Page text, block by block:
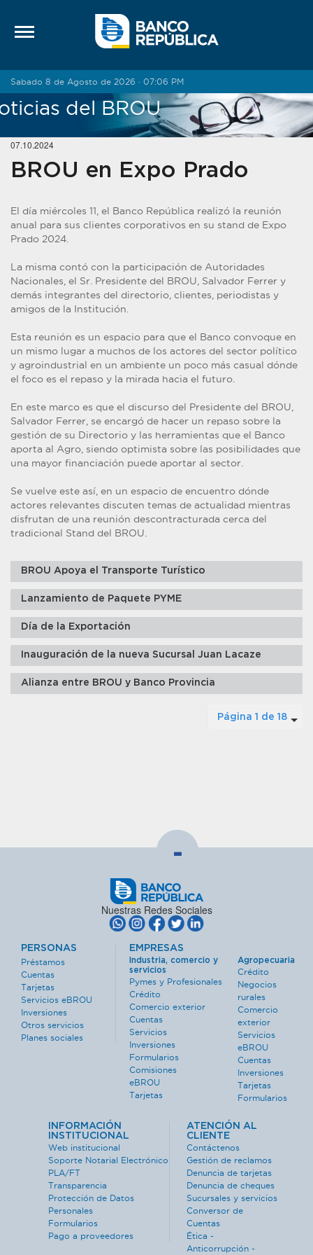
Sabado 8 de Agosto de 2026 · 07:06 PM
del BROU
07.10.2024
BROU en Expo Prado
El día miércoles 11, el Banco República realizó la reunión
anual para sus clientes corporativos en su stand de Expo
Prado 2024.
La misma contó con la participación de Autoridades
Nacionales, el Sr. Presidente del BROU, Salvador Ferrer y
demás integrantes del directorio, clientes, periodistas y
amigos de la Institución.
Esta reunión es un espacio para que el Banco convoque en
un mismo lugar a muchos de los actores del sector político
y agroindustrial en un ambiente un poco más casual dónde
el foco es el repaso y la mirada hacia el futuro.
En este marco es que el discurso del Presidente del BROU,
Salvador Ferrer, se encargó de hacer un repaso sobre la
gestión de su Directorio y las herramientas que el Banco
aporta al Agro, siendo optimista sobre las posibilidades que
una mayor financiación puede aportar al sector.
Se vuelve este así, en un espacio de encuentro dónde
actores relevantes discuten temas de actualidad mientras
disfrutan de una reunión descontracturada cerca del
tradicional Stand del BROU.
BROU Apoya el Transporte Turístico
Lanzamiento de Paquete PYME
Día de la Exportación
Inauguración de la nueva Sucursal Juan Lacaze
Alianza entre BROU y Banco Provincia
Página 1 de 18
-
Nuestras Redes Sociales
PERSONAS
Préstamos
Cuentas
Tarjetas
Servicios eBROU
Inversiones
Otros servicios
Planes sociales
EMPRESAS
Industria, comercio y
servicios
Pymes y Profesionales
Crédito
Comercio exterior
Cuentas
Servicios
Inversiones
Formularios
Comisiones
eBROU
Tarjetas
Agropecuaria
Crédito
Negocios
rurales
Comercio
exterior
Servicios
eBROU
Cuentas
Inversiones
Tarjetas
Formularios
INFORMACIÓN
INSTITUCIONAL
Web institucional
Soporte Notarial Electrónico
PLA/FT
Transparencia
Protección de Datos
Personales
Formularios
Pago a proveedores
ATENCIÓN AL
CLIENTE
Contáctenos
Gestión de reclamos
Denuncia de tarjetas
Denuncia de cheques
Sucursales y servicios
Conversor de
Cuentas
Ética -
Anticorrupción -